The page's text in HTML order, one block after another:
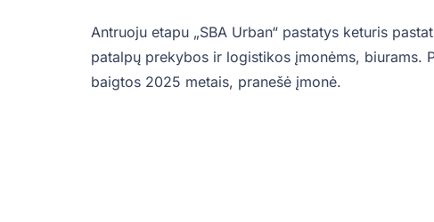
Antruoju etapu „SBA Urban“ pastatys keturis
patalpų prekybos ir logistikos įmonėms, biurams.
baigtos 2025 metais, pranešė įmonė.